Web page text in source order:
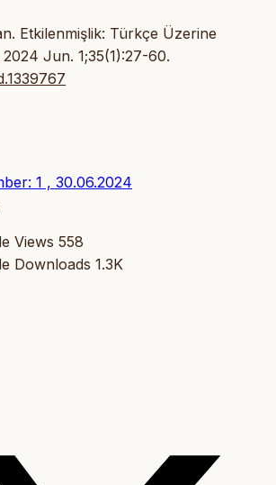
Etkilenmişlik: Türkçe Üzerine
Jun. 1;35(1):27-60.
1 , 30.06.2024
Views 558
Downloads 1.3K